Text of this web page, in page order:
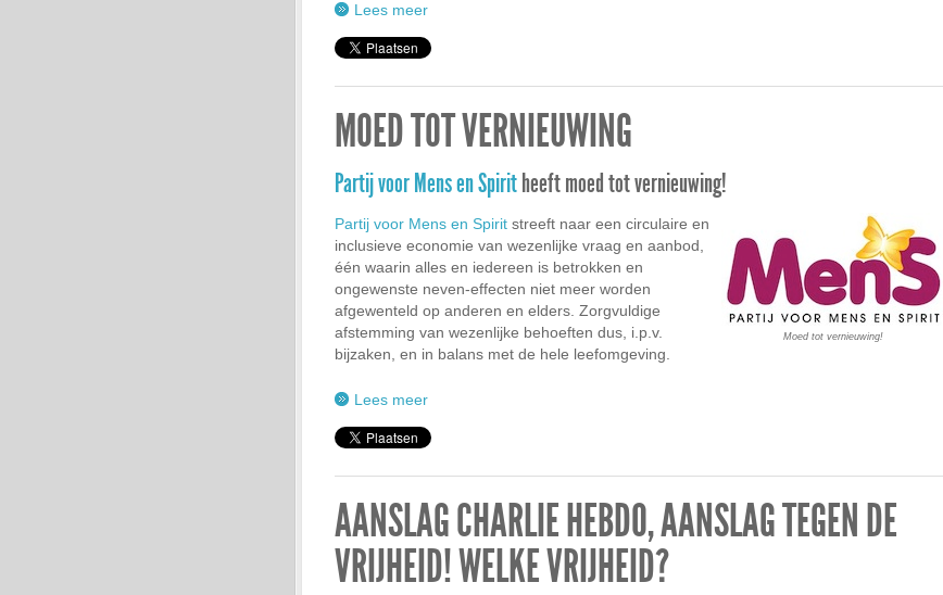
Lees meer
MOED TOT VERNIEUWING
Partij voor Mens en Spirit heeft moed tot vernieuwing!
Moed tot vernieuwing!
Partij voor Mens en Spirit streeft naar een circulaire en
inclusieve economie van wezenlijke vraag en aanbod,
één waarin alles en iedereen is betrokken en
ongewenste neven-effecten niet meer worden
afgewenteld op anderen en elders. Zorgvuldige
afstemming van wezenlijke behoeften dus, i.p.v.
bijzaken, en in balans met de hele leefomgeving.
Lees meer
AANSLAG CHARLIE HEBDO, AANSLAG TEGEN DE
VRIJHEID! WELKE VRIJHEID?